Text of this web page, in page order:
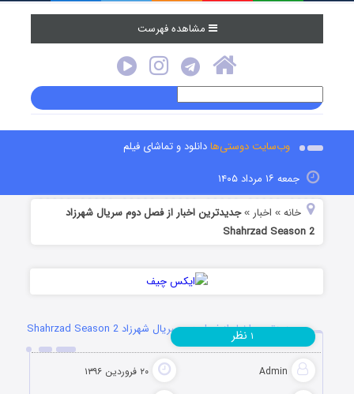
مشاهده فهرست
وب‌سایت دوستی‌هادانلود و تماشای فیلم
جمعه ۱۶ مرداد ۱۴۰۵
خانه » اخبار »جدیدترین اخبار از فصل دوم سریال شهرزاد
Shahrzad Season 2
جدیدترین اخبار از فصل دوم سریال شهرزاد Shahrzad Season 2
Admin ۲۰ فروردین ۱۳۹۶
۱ نظر